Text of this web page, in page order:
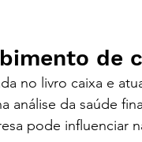
de
no livro caixa e
análise da saúde
pode influenciar